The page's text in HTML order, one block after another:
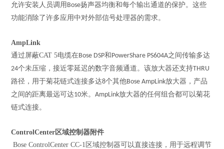
允许安装人员调用 Bose扬声器均衡和每个输出通道的保护。这些
功能消除了许多应用中对外部信号处理器的需求。
AmpLink
通过屏蔽CAT 5电缆在Bose DSP和 PowerShare PS604A之间传输多达
24个未压缩，接近零延迟的数字音频通道。该放大器还支持THRU
路径，用于菊花链式连接多达8个其他Bose AmpLink放大器，产品
之间的距离最远可达10米。 AmpLink放大器的任何组合都可以菊花
链式连接。
ControlCenter区域控制器附件
Bose ControlCenter CC-1 区域控制器可以直接连接，用于远程调节